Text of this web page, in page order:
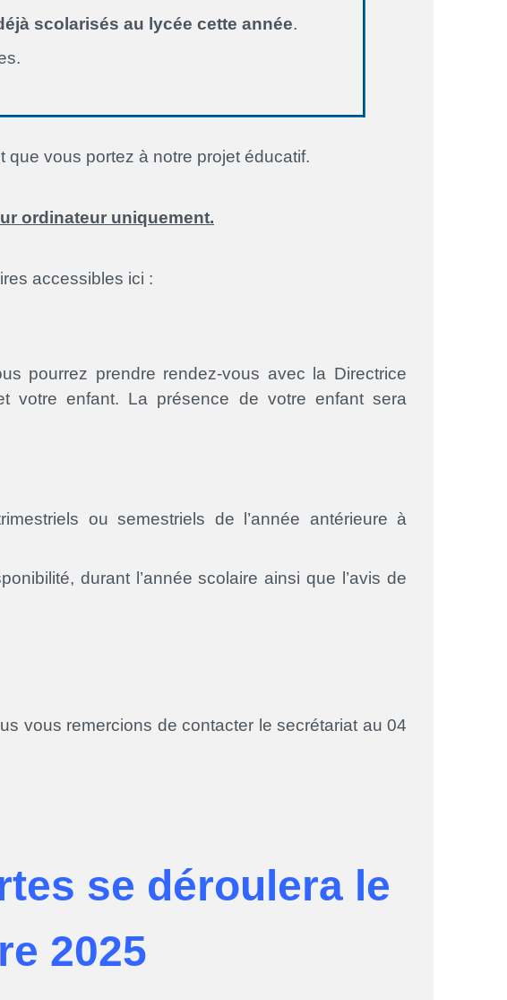
scolarisés au lycée cette année.
que vous portez à notre projet éducatif.
ordinateur uniquement.
accessibles ici :
pourrez prendre rendez-vous avec la Directrice
votre enfant. La présence de votre enfant sera
ou semestriels de l’année antérieure à
durant l’année scolaire ainsi que l’avis de
vous remercions de contacter le secrétariat au 04
se déroulera le
2025